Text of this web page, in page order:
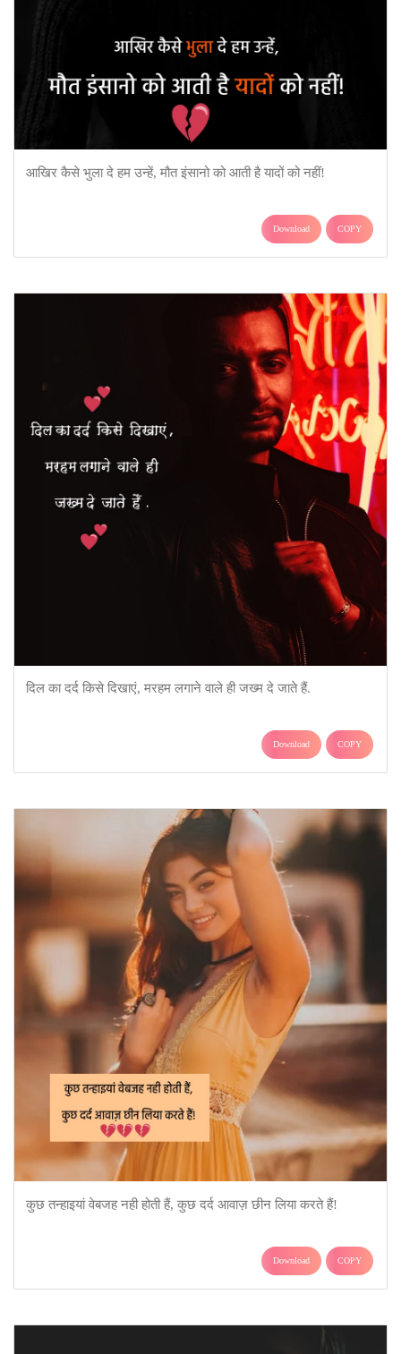
आखिर कैसे भुला दे हम उन्हें, मौत इंसानो को आती है यादों को नहीं!
Download COPY
दिल का दर्द किसे दिखाएं, मरहम लगाने वाले ही जख्म दे जाते हैं.
Download COPY
कुछ तन्हाइयां वेबजह नही होती हैं, कुछ दर्द आवाज़ छीन लिया करते हैं!
Download COPY